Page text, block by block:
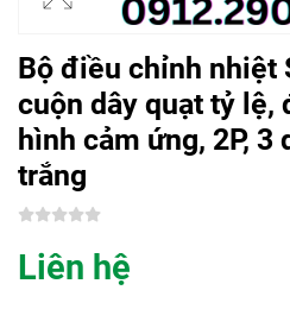
Bộ điều chỉnh nhiệt
cuộn dây quạt tỷ lệ,
hình cảm ứng, 2P, 3
trắng
Liên hệ